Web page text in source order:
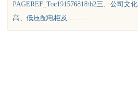
sc
PAGEREF_Toc191576818\h2三、公司文
高、低压配电柜及.........
新时代影视娱乐的创 匠心筑